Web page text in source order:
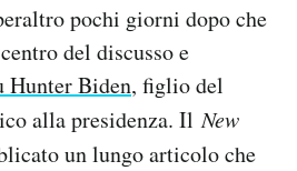
pochi giorni dopo che
del discusso e
Hunter Biden, figlio del
alla presidenza. IlNew
un lungo articolo che